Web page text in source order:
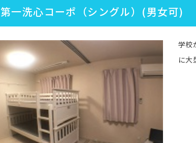
第一洗心コーポ（シングル）(男女可)
学校
に大